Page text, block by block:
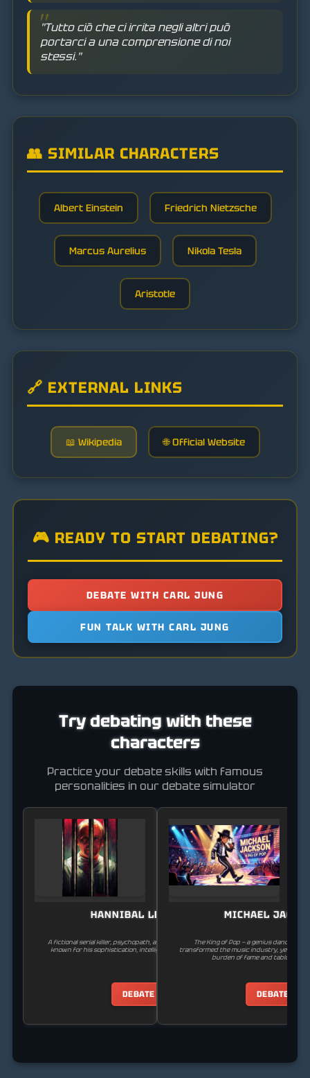
"Tutto ciò che ci irrita negli altri può
portarci a una comprensione di noi
stessi."
👥 SIMILAR CHARACTERS
Albert Einstein Friedrich Nietzsche
Marcus Aurelius Nikola Tesla
Aristotle
🔗 EXTERNAL LINKS
📖 Wikipedia 🌐 Official Website
🎮 READY TO START DEBATING?
DEBATE WITH CARL JUNG
FUN TALK WITH CARL JUNG
Try debating with these
characters
Practice your debate skills with famous
personalities in our debate simulator
HANNIBAL LECTER
A fictional serial killer, psychopath, and forensic psychiatrist,
known for his sophistication, intelligence, and cannibalism.
DEBATE
MICHAEL
The King of Pop — a genius dancer
transformed the music industry, yet
burden of fame and tabloid
DEBATE